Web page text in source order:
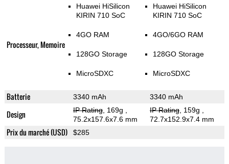
Processeur, Memoire
Huawei HiSilicon
KIRIN 710 SoC
4GO RAM
128GO Storage
MicroSDXC
Huawei HiSilicon
KIRIN 710 SoC
4GO/6GO RAM
128GO Storage
MicroSDXC
Batterie 3340 mAh 3340 mAh
Design IP Rating, 169g
75.2x157.6x7.6 mm
IP Rating, 159g
72.7x152.9x7.4 mm
Prix du marché (USD) $285